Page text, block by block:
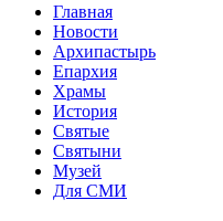
Главная
Новости
Архипастырь
Епархия
Храмы
История
Святые
Святыни
Музей
Для СМИ